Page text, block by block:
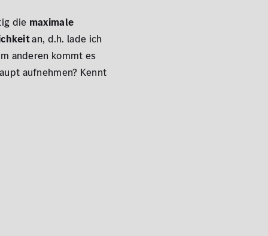
die maximale
an, d.h. lade ich
anderen kommt es
aufnehmen? Kennt